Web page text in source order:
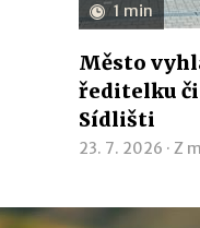
1 min
Město
ředitelku
Sídlišti
23. 7. 2026 · Z